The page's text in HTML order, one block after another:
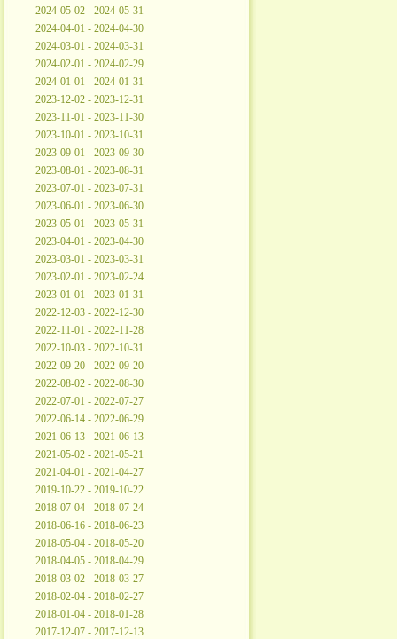
2024-05-02 - 2024-05-31
2024-04-01 - 2024-04-30
2024-03-01 - 2024-03-31
2024-02-01 - 2024-02-29
2024-01-01 - 2024-01-31
2023-12-02 - 2023-12-31
2023-11-01 - 2023-11-30
2023-10-01 - 2023-10-31
2023-09-01 - 2023-09-30
2023-08-01 - 2023-08-31
2023-07-01 - 2023-07-31
2023-06-01 - 2023-06-30
2023-05-01 - 2023-05-31
2023-04-01 - 2023-04-30
2023-03-01 - 2023-03-31
2023-02-01 - 2023-02-24
2023-01-01 - 2023-01-31
2022-12-03 - 2022-12-30
2022-11-01 - 2022-11-28
2022-10-03 - 2022-10-31
2022-09-20 - 2022-09-20
2022-08-02 - 2022-08-30
2022-07-01 - 2022-07-27
2022-06-14 - 2022-06-29
2021-06-13 - 2021-06-13
2021-05-02 - 2021-05-21
2021-04-01 - 2021-04-27
2019-10-22 - 2019-10-22
2018-07-04 - 2018-07-24
2018-06-16 - 2018-06-23
2018-05-04 - 2018-05-20
2018-04-05 - 2018-04-29
2018-03-02 - 2018-03-27
2018-02-04 - 2018-02-27
2018-01-04 - 2018-01-28
2017-12-07 - 2017-12-13